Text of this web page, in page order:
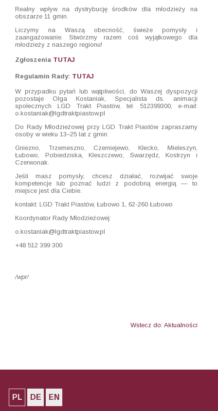
Realny wpływ na dystrybucję środków dla młodzieży na
obszarze 11 gmin.
Liczymy na Waszą obecność, świeże pomysły i
zaangażowanie. Stwórzmy razem coś wyjątkowego dla
młodzieży z naszego regionu!
Zgłoszenia TUTAJ
Regulamin Rady: TUTAJ
W przypadku pytań lub wątpliwości, do Waszej dyspozycji
pozostaje Olga Kostaniak,
Specjalista ds. animacji
społecznych LGD Trakt Piastów,
tel. 512399300, e-mail:
o.kostaniak@lgdtraktpiastow.pl
Do Rady Młodzieżowej przy LGD Trakt Piastów zapraszamy
osoby w wieku 13–25 lat z gmin:
Gniezno, Trzemeszno, Czerniejewo, Kłecko, Mieleszyn,
Łubowo, Pobiedziska, Kleszczewo, Swarzędz, Kostrzyn i
Czerwonak.
Jeśli masz pomysły, chcesz działać, rozwijać swoje
kompetencje lub poznać ludzi z podobną energią — to
miejsce jest dla Ciebie.
kontakt: LGD Trakt Piastów, Łubowo 1, 62-260 Łubowo
Koordynator Rady Młodzieżowej:
o.kostaniak@lgdtraktpiastow.pl
+48 512 399 300
/wpr/
Wstecz do: Aktualności
PL DE EN